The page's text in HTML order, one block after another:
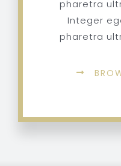
pharetra
Integer
pharetra